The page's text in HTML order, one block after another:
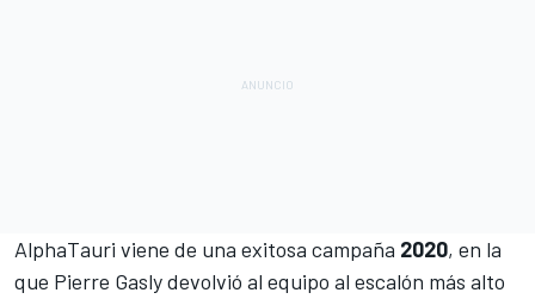
AlphaTauri viene de una exitosa campaña 2020, en la
que Pierre Gaslydevolvió al equipo al escalón más alto